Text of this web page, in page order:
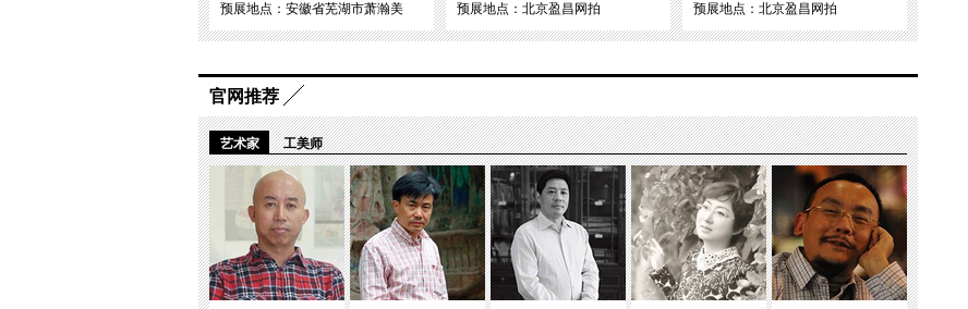
预展地点：安徽省芜湖市萧瀚美
预展地点：北京盈昌网拍
预展地点：北京盈昌网拍
官网推荐
艺术家 工美师